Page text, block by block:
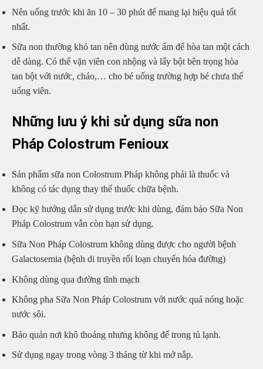
Nên uống trước khi ăn 10 – 30 phút để mang lại hiệu quả tốt
nhất.
Sữa non thường khó tan nên dùng nước ấm để hòa tan một cách
dễ dàng. Có thể vặn viên con nhộng và lấy bột bên trọng hòa
tan bột với nước, cháo,… cho bé uống trường hợp bé chưa thể
uống viên.
Những lưu ý khi sử dụng sữa non
Pháp Colostrum Fenioux
Sản phẩm sữa non Colostrum Pháp không phải là thuốc và
không có tác dụng thay thế thuốc chữa bệnh.
Đọc kỹ hướng dẫn sử dụng trước khi dùng, đảm bảo Sữa Non
Pháp Colostrum vẫn còn hạn sử dụng.
Sữa Non Pháp Colostrum không dùng được cho người bệnh
Galactosemia (bệnh di truyền rối loạn chuyển hóa đường)
Không dùng qua đường tĩnh mạch
Không pha Sữa Non Pháp Colostrum với nước quá nóng hoặc
nước sôi.
Bảo quản nơi khô thoáng nhưng không để trong tủ lạnh.
Sử dụng ngay trong vòng 3 tháng từ khi mở nắp.